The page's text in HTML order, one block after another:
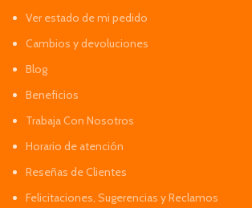
Ver estado de mi pedido
Cambios y devoluciones
Blog
Beneficios
Trabaja Con Nosotros
Horario de atención
Reseñas de Clientes
Felicitaciones, Sugerencias y Reclamos